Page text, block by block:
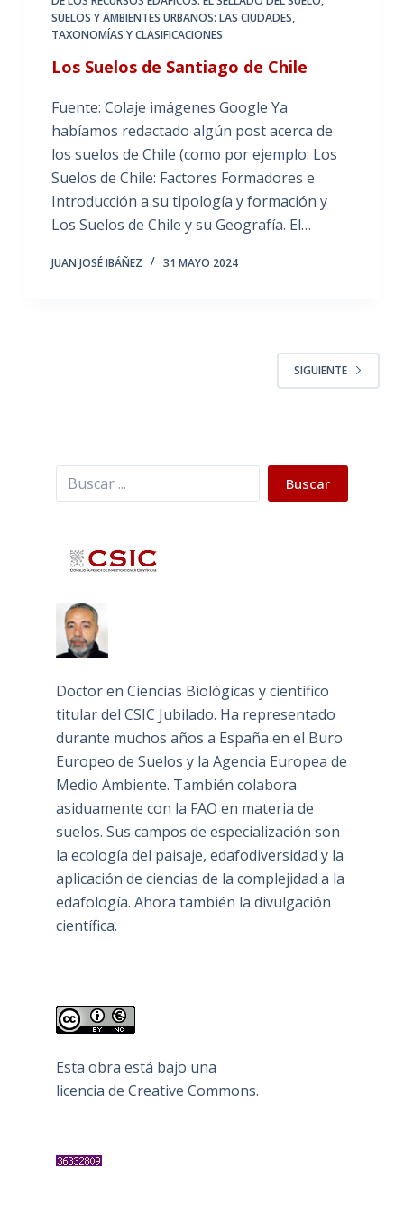
SUELOS Y AMBIENTES URBANOS: LAS CIUDADES,
TAXONOMÍAS Y CLASIFICACIONES
Los Suelos de Santiago de Chile
Fuente: Colaje imágenes Google Ya
habíamos redactado algún post acerca de
los suelos de Chile (como por ejemplo: Los
Suelos de Chile: Factores Formadores e
Introducción a su tipología y formación y
Los Suelos de Chile y su Geografía. El…
JUAN JOSÉ IBÁÑEZ 31 MAYO 2024
SIGUIENTE
Buscar Buscar
Doctor en Ciencias Biológicas y científico
titular del CSIC Jubilado. Ha representado
durante muchos años a España en el Buro
Europeo de Suelos y la Agencia Europea de
Medio Ambiente. También colabora
asiduamente con la FAO en materia de
suelos. Sus campos de especialización son
la ecología del paisaje, edafodiversidad y la
aplicación de ciencias de la complejidad a la
edafología. Ahora también la divulgación
científica.
Esta obra está bajo una
licencia de Creative Commons.